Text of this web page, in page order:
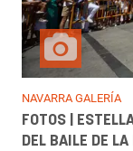
NAVARRA GALERÍA
FOTOS |
DEL BAILE DE